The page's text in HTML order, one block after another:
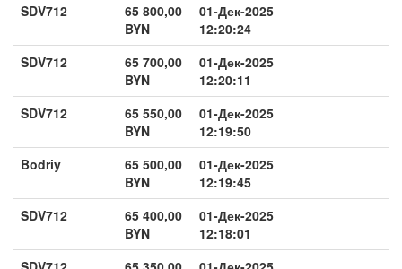
SDV712
65 800,00
BYN
01-Дек-2025
12:20:24
SDV712
65 700,00
BYN
01-Дек-2025
12:20:11
SDV712
65 550,00
BYN
01-Дек-2025
12:19:50
Bodriy
65 500,00
BYN
01-Дек-2025
12:19:45
SDV712
65 400,00
BYN
01-Дек-2025
12:18:01